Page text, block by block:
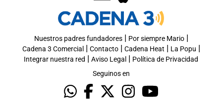
Nuestros padres fundadores| Por siempre Mario|
Cadena 3 Comercial | Contacto| Cadena Heat | La Popu |
Integrar nuestra red | Aviso Legal | Política de Privacidad
Seguinos en